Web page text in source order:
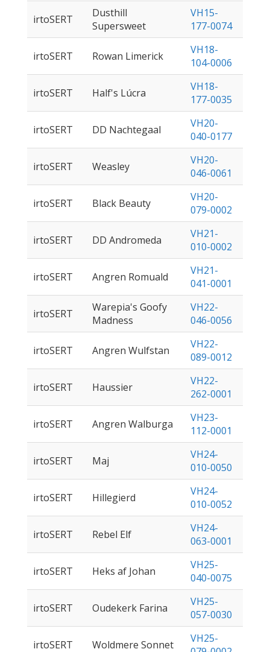
irtoSERT
Dusthill
Supersweet
VH15-
177-0074
irtoSERT Rowan Limerick
VH18-
104-0006
irtoSERT Half's Lúcra
VH18-
177-0035
irtoSERT DD Nachtegaal
VH20-
040-0177
irtoSERT Weasley
VH20-
046-0061
irtoSERT Black Beauty
VH20-
079-0002
irtoSERT DD Andromeda
VH21-
010-0002
irtoSERT Angren Romuald
VH21-
041-0001
irtoSERT
Warepia's Goofy
Madness
VH22-
046-0056
irtoSERT Angren Wulfstan
VH22-
089-0012
irtoSERT Haussier
VH22-
262-0001
irtoSERT Angren Walburga
VH23-
112-0001
irtoSERT Maj
VH24-
010-0050
irtoSERT Hillegierd
VH24-
010-0052
irtoSERT Rebel Elf
VH24-
063-0001
irtoSERT Heks af Johan
VH25-
040-0075
irtoSERT Oudekerk Farina
VH25-
057-0030
irtoSERT Woldmere Sonnet
VH25-